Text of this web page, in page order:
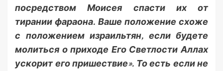
посредством Моисея спасти их от
тирании ​​фараона. Ваше положение схоже
с положением израильтян, если будете
молиться о приходе Его Светлости Аллах
ускорит его пришествие». То есть если не